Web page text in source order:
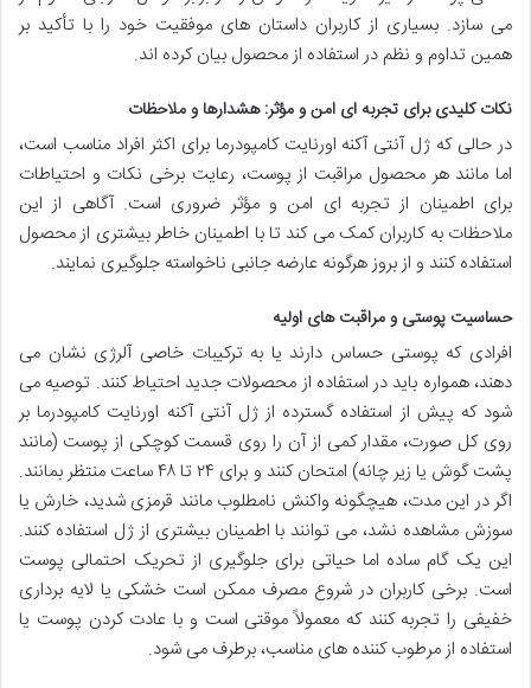
می سازد. بسیاری از کاربران داستان های موفقیت خود را با تأکید بر
همین تداوم و نظم در استفاده از محصول بیان کرده اند.
نکات کلیدی برای تجربه ای امن و مؤثر: هشدارها و ملاحظات
در حالی که ژل آنتی آکنه اورنایت کامپودرما برای اکثر افراد مناسب است،
اما مانند هر محصول مراقبت از پوست، رعایت برخی نکات و احتیاطات
برای اطمینان از تجربه ای امن و مؤثر ضروری است. آگاهی از این
ملاحظات به کاربران کمک می کند تا با اطمینان خاطر بیشتری از محصول
استفاده کنند و از بروز هرگونه عارضه جانبی ناخواسته جلوگیری نمایند.
حساسیت پوستی و مراقبت های اولیه
افرادی که پوستی حساس دارند یا به ترکیبات خاصی آلرژی نشان می
دهند، همواره باید در استفاده از محصولات جدید احتیاط کنند. توصیه می
شود که پیش از استفاده گسترده از ژل آنتی آکنه اورنایت کامپودرما بر
روی کل صورت، مقدار کمی از آن را روی قسمت کوچکی از پوست (مانند
پشت گوش یا زیر چانه) امتحان کنند و برای ۲۴ تا ۴۸ ساعت منتظر بمانند.
اگر در این مدت، هیچگونه واکنش نامطلوب مانند قرمزی شدید، خارش یا
سوزش مشاهده نشد، می توانند با اطمینان بیشتری از ژل استفاده کنند.
این یک گام ساده اما حیاتی برای جلوگیری از تحریک احتمالی پوست
است. برخی کاربران در شروع مصرف ممکن است خشکی یا لایه برداری
خفیفی را تجربه کنند که معمولاً موقتی است و با عادت کردن پوست یا
استفاده از مرطوب کننده های مناسب، برطرف می شود.